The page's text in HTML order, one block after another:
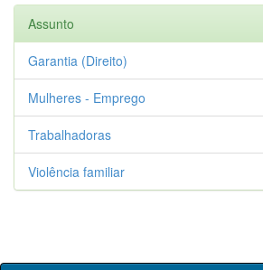
Assunto
Garantia (Direito)
Mulheres - Emprego
Trabalhadoras
Violência familiar